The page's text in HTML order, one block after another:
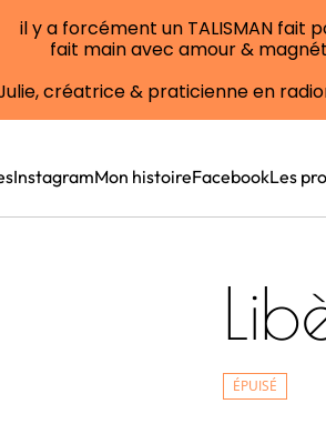
il y a forcément un TALISMAN fait
fait main avec amour &
créatrice & praticienne en
InstagramMon histoireFacebookLes
ÉPUISÉ